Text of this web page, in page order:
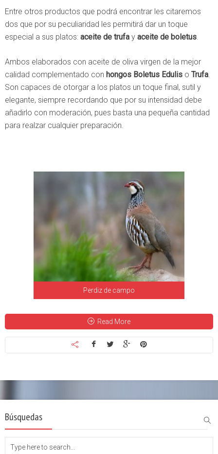
Entre otros productos que podrá encontrar les citaremos
dos que por su peculiaridad les permitirá dar un toque
especial a sus platos: aceite de trufa y aceite de boletus.
Ambos elaborados con aceite de oliva virgen de la mejor
calidad complementado con hongos Boletus Edulis o Trufa.
Son capaces de otorgar a los platos un toque final, sutil y
elegante, siempre recordando que por su intensidad debe
añadirlo con moderación, pues basta una pequeña cantidad
para realzar cualquier preparación.
Perdiz de campo
Read More
Búsquedas